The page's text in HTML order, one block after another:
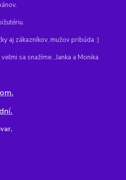
aj zákazníkov, mužov pribúda :)
sa snažíme...Janka a Monika